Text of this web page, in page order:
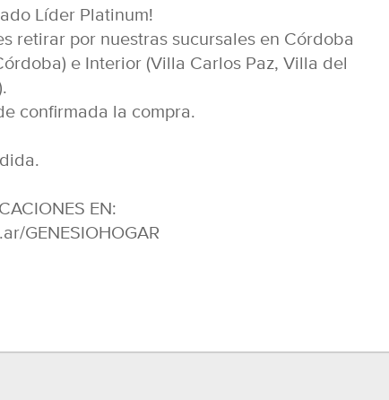
Líder Platinum!
retirar por nuestras sucursales en Córdoba
e Interior (Villa Carlos Paz, Villa del
confirmada la compra.
EN:
GENESIOHOGAR